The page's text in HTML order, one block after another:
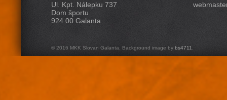
Ul. Kpt. Nálepku 737
Dom športu
924 00 Galanta
© 2016 MKK Slovan Galanta. Background image by bs4711